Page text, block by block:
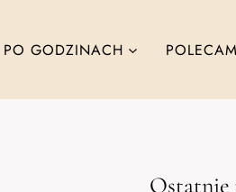
PO GODZINACH